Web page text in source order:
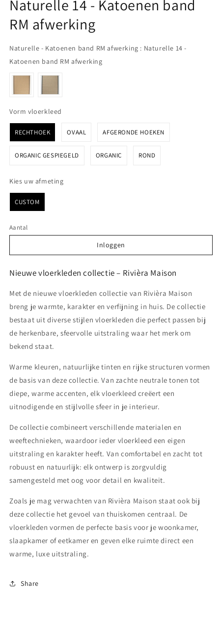
Naturelle 14 - Katoenen band
RM afwerking
Naturelle - Katoenen band RM afwerking : Naturelle 14 -
Katoenen band RM afwerkingNaturelle - Katoenen band RM
Vorm vloerkleed
RECHTHOEK OVAAL AFGERONDE HOEKEN
ORGANIC GESPIEGELD ORGANIC ROND
Kies uw afmetingKies uw afmeting
CUSTOM
Aantal
Inloggen
Inloggen
Nieuwe vloerkleden collectie – Rivièra Maison
Met de nieuwe vloerkleden collectie van Rivièra Maison
breng je warmte, karakter en verfijning in huis. De collectie
bestaat uit diverse stijlen vloerkleden die perfect passen bij
de herkenbare, sfeervolle uitstraling waar het merk om
bekend staat.
Warme kleuren, natuurlijke tinten en rijke structuren vormen
de basis van deze collectie. Van zachte neutrale tonen tot
diepe, warme accenten, elk vloerkleed creëert een
uitnodigende en stijlvolle sfeer in je interieur.
De collectie combineert verschillende materialen en
weeftechnieken, waardoor ieder vloerkleed een eigen
uitstraling en karakter heeft. Van comfortabel en zacht tot
robuust en natuurlijk: elk ontwerp is zorgvuldig
samengesteld met oog voor detail en kwaliteit.
Zoals je mag verwachten van Rivièra Maison staat ook bij
deze collectie het gevoel van thuiskomen centraal. De
vloerkleden vormen de perfecte basis voor je woonkamer,
slaapkamer of eetkamer en geven elke ruimte direct een
warme, luxe uitstraling.
Share